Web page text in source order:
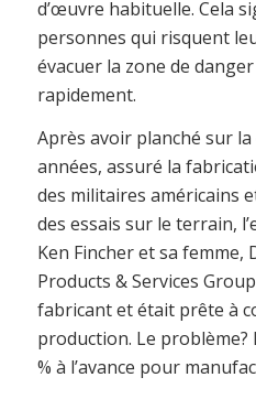
d’œuvre habituelle. Cela
personnes qui risquent
évacuer la zone de
rapidement.
Après avoir planché sur
années, assuré la
des militaires américains
des essais sur le terrain,
Ken Fincher et sa femme,
Products & Services
fabricant et était prête à
production. Le
% à l’avance pour